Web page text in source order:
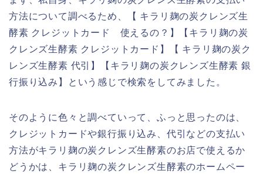
方法について調べるため、【 キラリ麹の炭クレンズ生
酵素 クレジットカード 使えるの？】【キラリ麹の炭
クレンズ生酵素 クレジットカード】【 キラリ麹の炭ク
レンズ生酵素 代引】【キラリ麹の炭クレンズ生酵素 銀
行振り込み】という感じで検索をしてみました。
そのように色々と調べていって、ふっと思ったのは、
クレジットカードや銀行振り込み、代引などの支払い
方法がキラリ麹の炭クレンズ生酵素のお店で使えるか
どうかは、キラリ麹の炭クレンズ生酵素のホームペー